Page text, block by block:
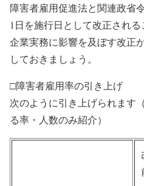
障害者雇用促進法と関連政省
1日を施行日として改正される
企業実務に影響を及ぼす改正
しておきましょう。
□障害者雇用率の引き上げ
次のように引き上げられます
る率・人数のみ紹介）